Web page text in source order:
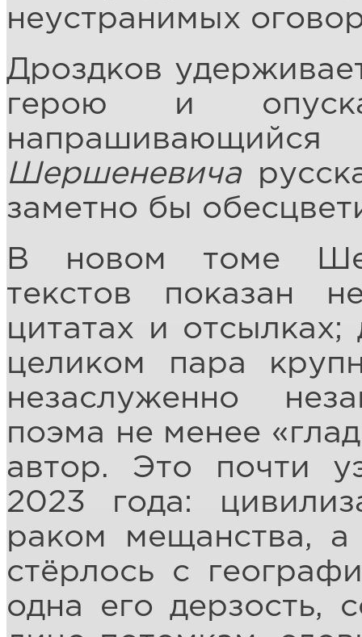
неустранимых
Дроздков
герою и
Шершеневича
заметно бы
В новом томе
текстов показан
цитатах и
целиком пара
незаслуженно
поэма не менее
автор. Это почти
2023 года:
раком мещанства, а
стёрлось с
одна его дерзость,